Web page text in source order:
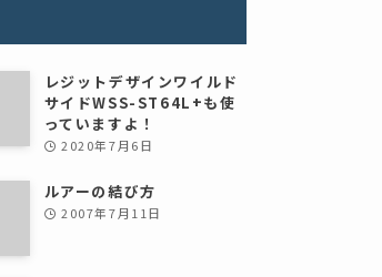
レジットデザインワイルド
サイドWSS-ST64L+も使
っていますよ！
2020年7月6日
ルアーの結び方
2007年7月11日